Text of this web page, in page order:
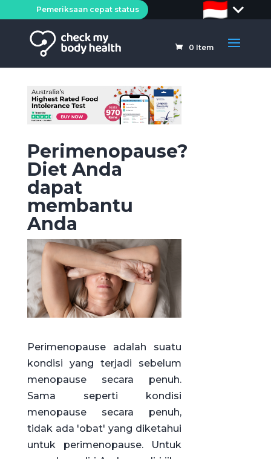
Pemeriksaan cepat status
0 Item
Perimenopause?
Diet Anda
dapat
membantu
Anda
Perimenopause adalah suatu
kondisi yang terjadi sebelum
menopause secara penuh.
Sama seperti kondisi
menopause secara penuh,
tidak ada 'obat' yang diketahui
untuk perimenopause. Untuk